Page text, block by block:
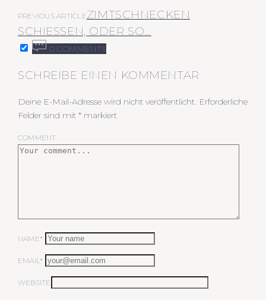
PREVIOUS ARTICLEZIMTSCHNECKEN
SCHIESSEN, ODER SO…
0 COMMENTS
SCHREIBE EINEN KOMMENTAR
Deine E-Mail-Adresse wird nicht veröffentlicht. Erforderliche
Felder sind mit * markiert
COMMENT
NAME*
EMAIL*
WEBSITE